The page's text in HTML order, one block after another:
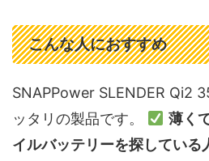
こんな人におすすめ
SNAPPower SLENDER Qi2
ッタリの製品です。
薄く
イルバッテリーを探している